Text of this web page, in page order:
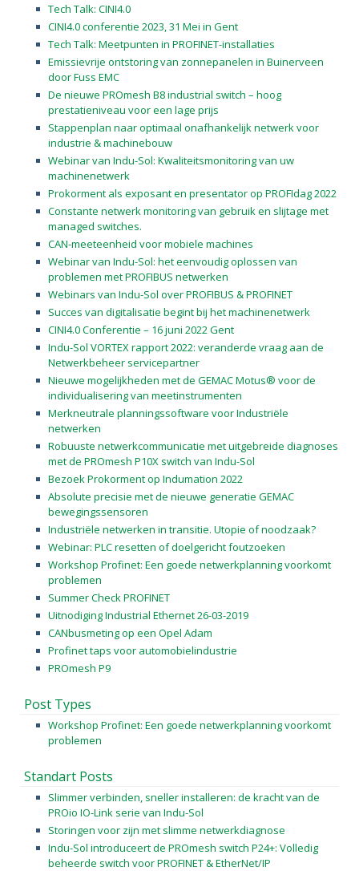
Tech Talk: CINI4.0
CINI4.0 conferentie 2023, 31 Mei in Gent
Tech Talk: Meetpunten in PROFINET-installaties
Emissievrije ontstoring van zonnepanelen in Buinerveen
door Fuss EMC
De nieuwe PROmesh B8 industrial switch – hoog
prestatieniveau voor een lage prijs
Stappenplan naar optimaal onafhankelijk netwerk voor
industrie & machinebouw
Webinar van Indu-Sol: Kwaliteitsmonitoring van uw
machinenetwerk
Prokorment als exposant en presentator op PROFIdag 2022
Constante netwerk monitoring van gebruik en slijtage met
managed switches.
CAN-meeteenheid voor mobiele machines
Webinar van Indu-Sol: het eenvoudig oplossen van
problemen met PROFIBUS netwerken
Webinars van Indu-Sol over PROFIBUS & PROFINET
Succes van digitalisatie begint bij het machinenetwerk
CINI4.0 Conferentie – 16 juni 2022 Gent
Indu-Sol VORTEX rapport 2022: veranderde vraag aan de
Netwerkbeheer servicepartner
Nieuwe mogelijkheden met de GEMAC Motus® voor de
individualisering van meetinstrumenten
Merkneutrale planningssoftware voor Industriële
netwerken
Robuuste netwerkcommunicatie met uitgebreide diagnoses
met de PROmesh P10X switch van Indu-Sol
Bezoek Prokorment op Indumation 2022
Absolute precisie met de nieuwe generatie GEMAC
bewegingssensoren
Industriële netwerken in transitie. Utopie of noodzaak?
Webinar: PLC resetten of doelgericht foutzoeken
Workshop Profinet: Een goede netwerkplanning voorkomt
problemen
Summer Check PROFINET
Uitnodiging Industrial Ethernet 26-03-2019
CANbusmeting op een Opel Adam
Profinet taps voor automobielindustrie
PROmesh P9
Post Types
Workshop Profinet: Een goede netwerkplanning voorkomt
problemen
Standart Posts
Slimmer verbinden, sneller installeren: de kracht van de
PROio IO-Link serie van Indu-Sol
Storingen voor zijn met slimme netwerkdiagnose
Indu-Sol introduceert de PROmesh switch P24+: Volledig
beheerde switch voor PROFINET & EtherNet/IP